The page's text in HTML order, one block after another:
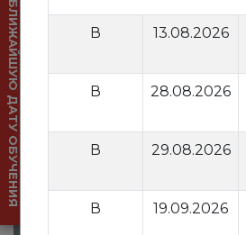
УЗНАТЬ БЛИЖАЙШУЮ ДАТУ ОБУЧЕНИЯ В 13.08.2026
В 28.08.2026
В 29.08.2026
В 19.09.2026